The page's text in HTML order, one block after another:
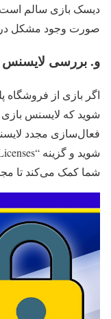
دیسک بازی سالم است
صورت وجود مشکل
و. بررسی لایسنس
اگر بازی از
شوید که لایسنس
شما کمک می‌کند تا